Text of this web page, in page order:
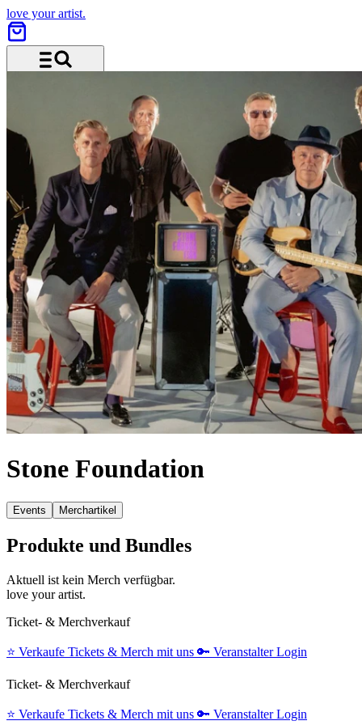
love your artist.
Stone Foundation
Events Merchartikel
Produkte und Bundles
Aktuell ist kein Merch verfügbar.
love your artist.
Ticket- & Merchverkauf
⭐️ Verkaufe Tickets & Merch mit uns 🔑 Veranstalter Login
Ticket- & Merchverkauf
⭐️ Verkaufe Tickets & Merch mit uns 🔑 Veranstalter Login